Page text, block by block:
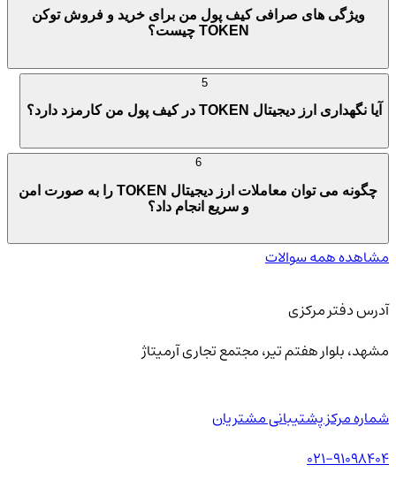
ویژگی های صرافی کیف پول من برای خرید و فروش توکن
TOKEN چیست؟
آیا نگهداری ارز دیجیتال TOKEN در کیف پول من کارمزد دارد؟
چگونه می توان معاملات ارز دیجیتال TOKEN را به صورت امن
و سریع انجام داد؟
مشاهده همه سوالات
آدرس دفتر مرکزی
مشهد، بلوار هفتم تیر، مجتمع تجاری آرمیتاژ
شماره مرکز پشتیبانی مشتریان
021-91098404